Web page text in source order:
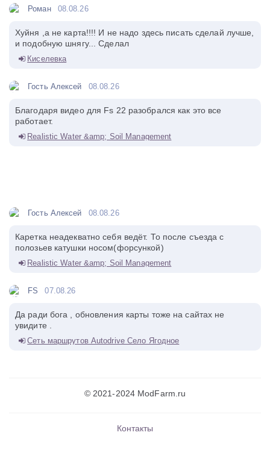
Роман 08.08.26
Хуйня ,а не карта!!!! И не надо здесь писать сделай лучше,
и подобную шнягу... Сделал
Киселевка
Гость Алексей 08.08.26
Благодаря видео для Fs 22 разобрался как это все
работает.
Realistic Water &amp; Soil Management
Гость Алексей 08.08.26
Каретка неадекватно себя ведёт. То после съезда с
полозьев катушки носом(форсункой)
Realistic Water &amp; Soil Management
FS 07.08.26
Да ради бога , обновления карты тоже на сайтах не
увидите .
Сеть маршрутов Autodrive Село Ягодное
© 2021-2024 ModFarm.ru
Контакты